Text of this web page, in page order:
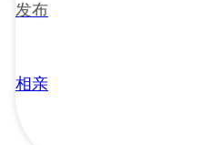
发布
相亲